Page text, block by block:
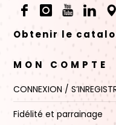
Obtenir le
MON COMPTE
CONNEXION /
Fidélité et parrainage